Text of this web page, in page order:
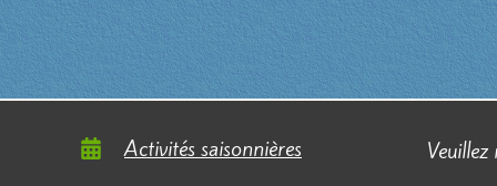
Activités saisonnières